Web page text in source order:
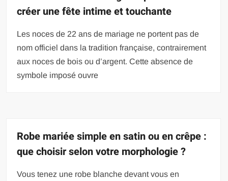
créer une fête intime et touchante
Les noces de 22 ans de mariage ne portent pas de
nom officiel dans la tradition française, contrairement
aux noces de bois ou d’argent. Cette absence de
symbole imposé ouvre
Robe mariée simple en satin ou en crêpe :
que choisir selon votre morphologie ?
Vous tenez une robe blanche devant vous en